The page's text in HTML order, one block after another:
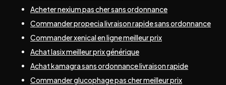
Acheter nexium pas cher sans ordonnance
Commander propecia livraison rapide sans ordonnance
Commander xenical en ligne meilleur prix
Achat lasix meilleur prix générique
Achat kamagra sans ordonnance livraison rapide
Commander glucophage pas cher meilleur prix